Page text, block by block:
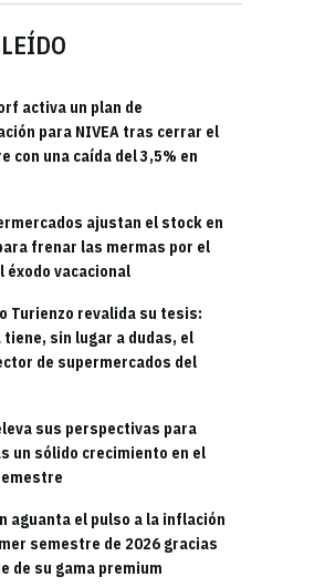
activa un plan de
para NIVEA tras cerrar el
con una caída del 3,5% en
ajustan el stock en
frenar las mermas por el
éxodo vacacional
Turienzo revalida su tesis:
tiene, sin lugar a dudas, el
de supermercados del
sus perspectivas para
un sólido crecimiento en el
aguanta el pulso a la inflación
semestre de 2026 gracias
de su gama premium